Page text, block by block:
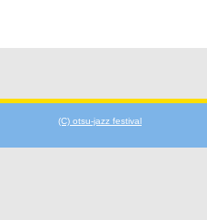
(C) otsu-jazz festival